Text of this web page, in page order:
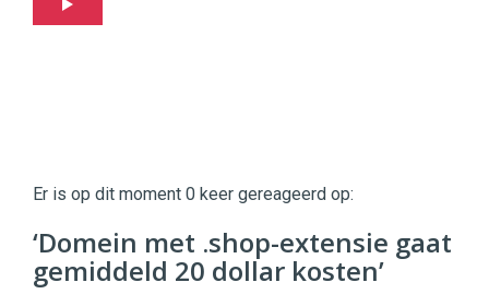
|
Digital
Commercehttps://twinklemagazine.nl
9654
Er is op dit moment 0 keer gereageerd op:
‘Domein met .shop-extensie gaat
gemiddeld 20 dollar kosten’